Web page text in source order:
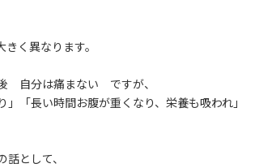
く異なります。
自分は痛まない ですが、
「長い時間お腹が重くなり、栄養も吸われ」
として、